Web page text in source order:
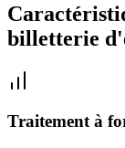
billetterie
Traitement à